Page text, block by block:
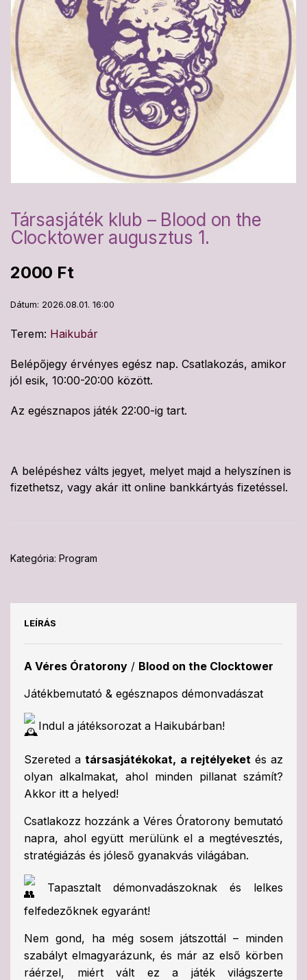
Társasjáték klub – Blood on the
Clocktower augusztus 1.
2000 Ft
Dátum: 2026.08.01. 16:00
Terem: Haikubár
Belépőjegy érvényes egész nap. Csatlakozás, amikor
jól esik, 10:00-20:00 között.
Az egésznapos játék 22:00-ig tart.
A belépéshez válts jegyet, melyet majd a helyszínen is
fizethetsz, vagy akár itt online bankkártyás fizetéssel.
Kategória: Program
LEÍRÁS
A Véres Óratorony / Blood on the Clocktower
Játékbemutató & egésznapos démonvadászat
Indul a játéksorozat a Haikubárban!
Szereted atársasjátékokat, a rejtélyeketés az
olyan alkalmakat, ahol minden pillanat számít?
Akkor itt a helyed!
Csatlakozz hozzánk a Véres Óratorony bemutató
napra, ahol együtt merülünk el a megtévesztés,
stratégiázás és jóleső gyanakvás világában.
Tapasztalt démonvadászoknak és lelkes
felfedezőknek egyaránt!
Nem gond, ha még sosem játszottál – minden
szabályt elmagyarázunk, és már az első körben
ráérzel, miért vált ez a játék világszerte